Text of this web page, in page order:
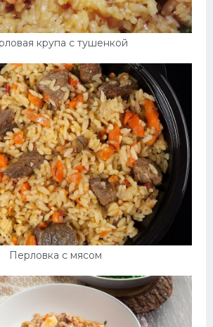
крупа с тушенкой
Перловка с мясом